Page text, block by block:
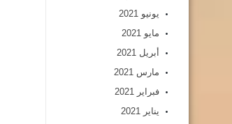
يونيو 2021
مايو 2021
أبريل 2021
مارس 2021
فبراير 2021
يناير 2021